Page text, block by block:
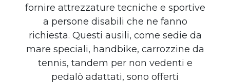
fornire attrezzature tecniche e sportive
a persone disabili che ne fanno
richiesta. Questi ausili, come sedie da
mare speciali, handbike, carrozzine da
tennis, tandem per non vedenti e
pedalò adattati, sono offerti